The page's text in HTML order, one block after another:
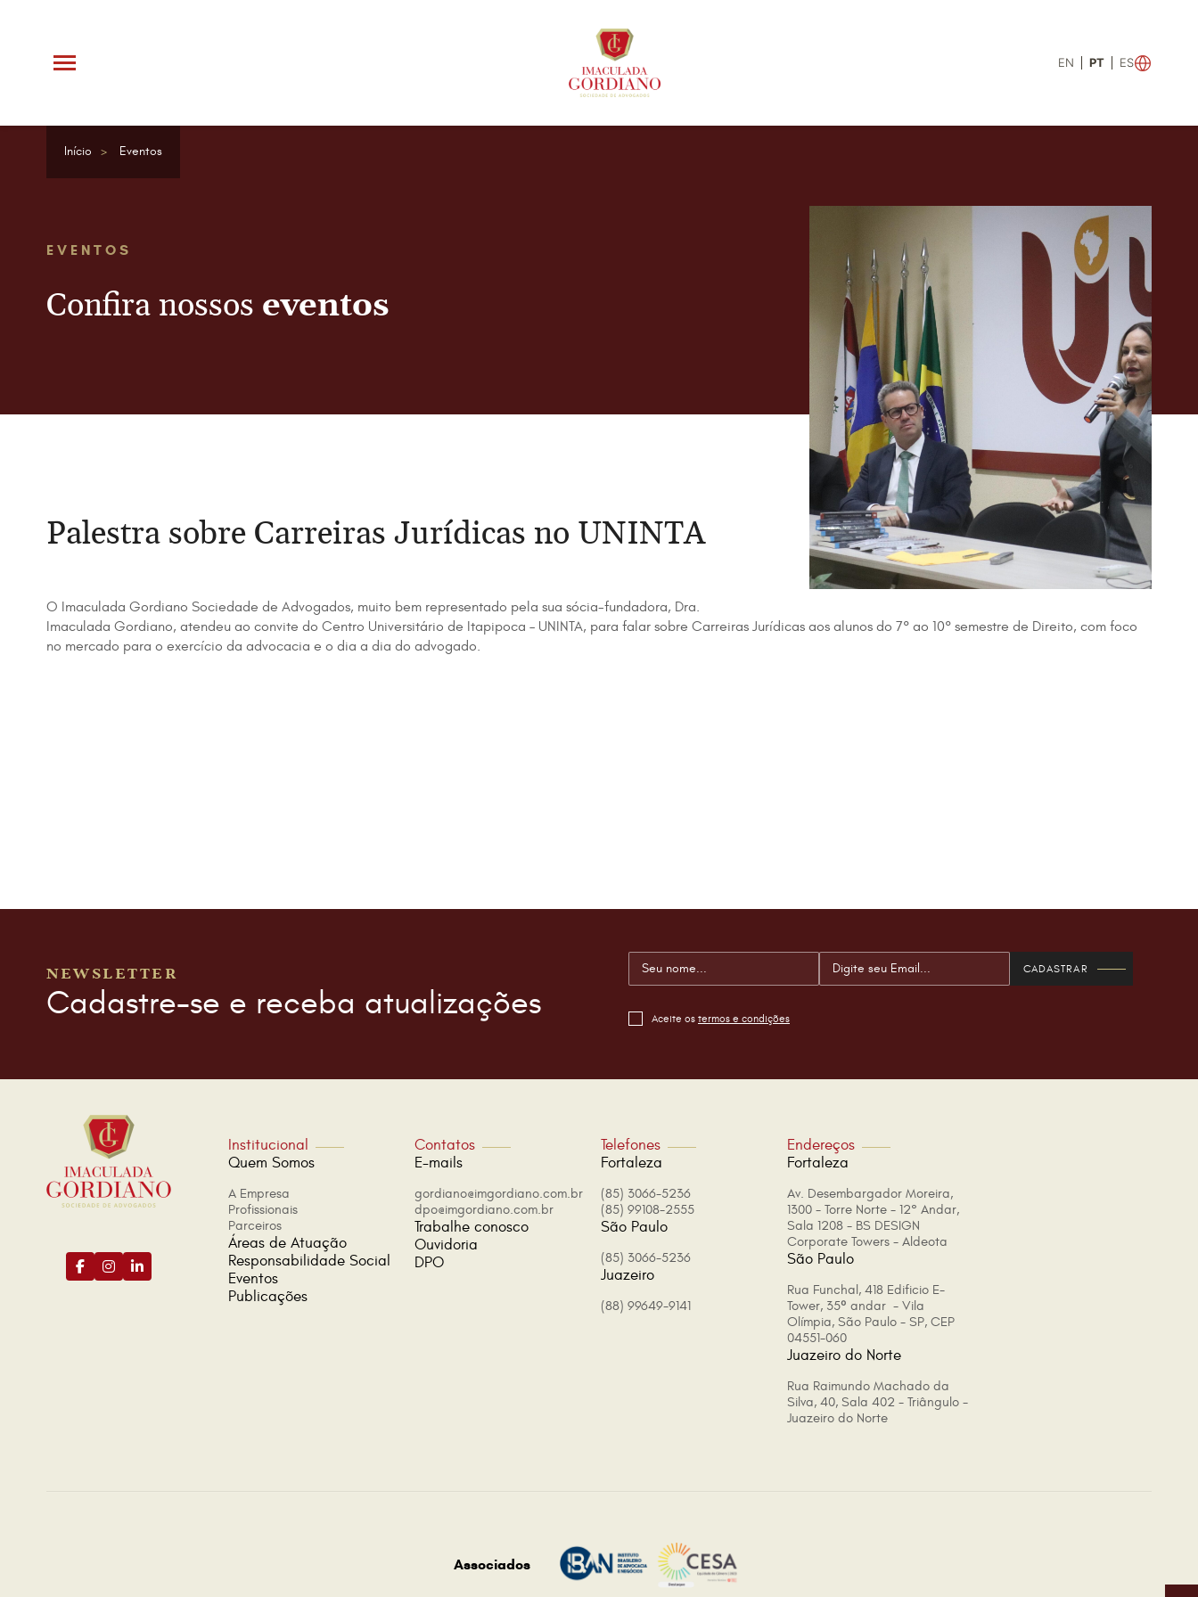
EN PT ES
Início Eventos
EVENTOS
Confira nossos eventos
Palestra sobre Carreiras Jurídicas no UNINTA
O Imaculada Gordiano Sociedade de Advogados, muito bem representado pela sua sócia-fundadora, Dra.
Imaculada Gordiano, atendeu ao convite do Centro Universitário de Itapipoca – UNINTA, para falar sobre Carreiras Jurídicas aos alunos do 7° ao 10° semestre de Direito, com foco
no mercado para o exercício da advocacia e o dia a dia do advogado.
NEWSLETTER
Cadastre-se e receba atualizações Aceite os termos e condições
Institucional
Quem Somos
A Empresa
Profissionais
Parceiros
Áreas de Atuação
Responsabilidade Social
Eventos
Publicações
Contatos
E-mails
gordiano@imgordiano.com.br
dpo@imgordiano.com.br
Trabalhe conosco
Ouvidoria
DPO
Telefones
Fortaleza
(85) 3066-5236
(85) 99108-2555
São Paulo
(85) 3066-5236
Juazeiro
(88) 99649-9141
Endereços
Fortaleza
Av. Desembargador Moreira,
1300 - Torre Norte - 12° Andar,
Sala 1208 - BS DESIGN
Corporate Towers - Aldeota
São Paulo
Rua Funchal, 418 Edificio E-
Tower, 35º andar - Vila
Olímpia, São Paulo - SP, CEP
04551-060
Juazeiro do Norte
Rua Raimundo Machado da
Silva, 40, Sala 402 - Triângulo -
Juazeiro do Norte
Associados